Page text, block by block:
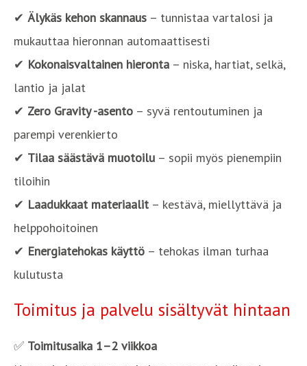
✔ Älykäs kehon skannaus – tunnistaa vartalosi ja
mukauttaa hieronnan automaattisesti
✔ Kokonaisvaltainen hieronta – niska, hartiat, selkä,
lantio ja jalat
✔ Zero Gravity -asento – syvä rentoutuminen ja
parempi verenkierto
✔ Tilaa säästävä muotoilu – sopii myös pienempiin
tiloihin
✔ Laadukkaat materiaalit – kestävä, miellyttävä ja
helppohoitoinen
✔ Energiatehokas käyttö – tehokas ilman turhaa
kulutusta
Toimitus ja palvelu sisältyvät hintaan
✅ Toimitusaika 1–2 viikkoa